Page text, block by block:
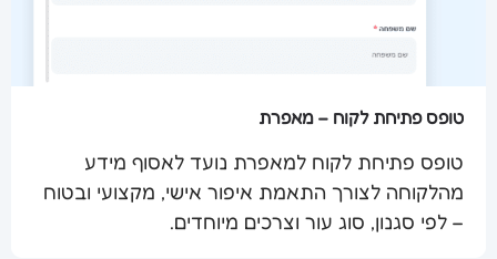
שלח מסמך
טופס פתיחת לקוח – מאפרת
טופס פתיחת לקוח למאפרת נועד לאסוף מידע
מהלקוחה לצורך התאמת איפור אישי, מקצועי ובטוח
– לפי סגנון, סוג עור וצרכים מיוחדים.